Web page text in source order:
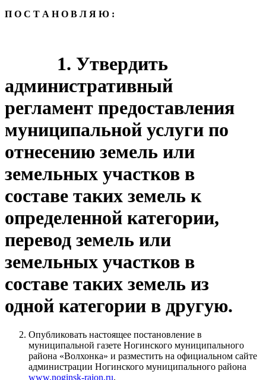
П О С Т А Н О В Л Я Ю :
1. Утвердить
административный
регламент предоставления
муниципальной услуги по
отнесению земель или
земельных участков в
составе таких земель к
определенной категории,
перевод земель или
земельных участков в
составе таких земель из
одной категории в другую.
Опубликовать настоящее постановление в
муниципальной газете Ногинского муниципального
района «Волхонка» и разместить на официальном сайте
администрации Ногинского муниципального района
www.noginsk-raion.ru.